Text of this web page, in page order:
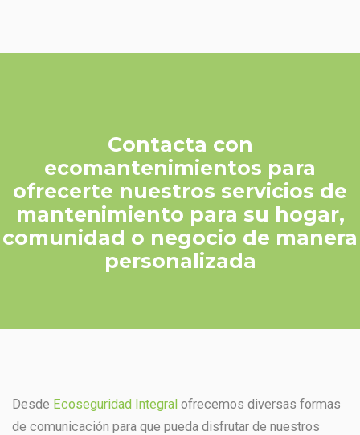
Contacta con
ecomantenimientos para
ofrecerte nuestros servicios de
mantenimiento para su hogar,
comunidad o negocio de manera
personalizada
Desde Ecoseguridad Integral ofrecemos diversas formas
de comunicación para que pueda disfrutar de nuestros